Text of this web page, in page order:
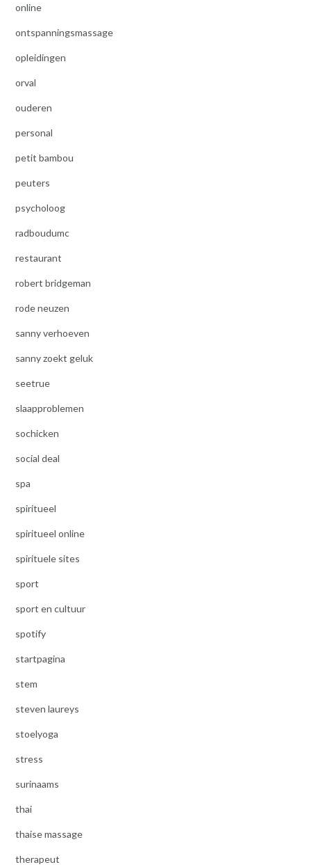
online
ontspanningsmassage
opleidingen
orval
ouderen
personal
petit bambou
peuters
psycholoog
radboudumc
restaurant
robert bridgeman
rode neuzen
sanny verhoeven
sanny zoekt geluk
seetrue
slaapproblemen
sochicken
social deal
spa
spiritueel
spiritueel online
spirituele sites
sport
sport en cultuur
spotify
startpagina
stem
steven laureys
stoelyoga
stress
surinaams
thai
thaise massage
therapeut